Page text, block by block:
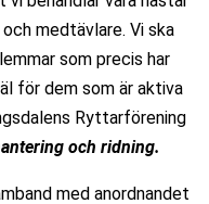
medtävlare. Vi ska
som precis har
för dem som är aktiva
Ryttarförening
och ridning.
med anordnandet